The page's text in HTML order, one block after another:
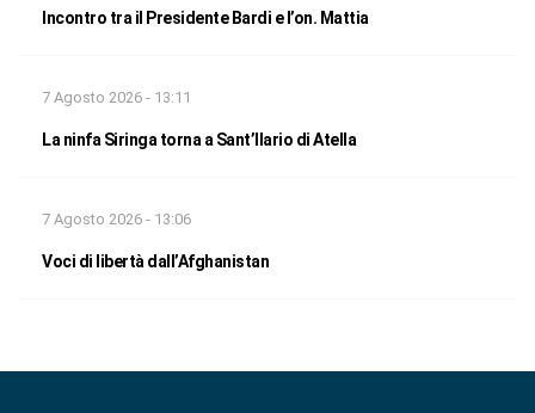
Incontro tra il Presidente Bardi e l’on. Mattia
7 Agosto 2026 - 13:11
La ninfa Siringa torna a Sant’Ilario di Atella
7 Agosto 2026 - 13:06
Voci di libertà dall’Afghanistan